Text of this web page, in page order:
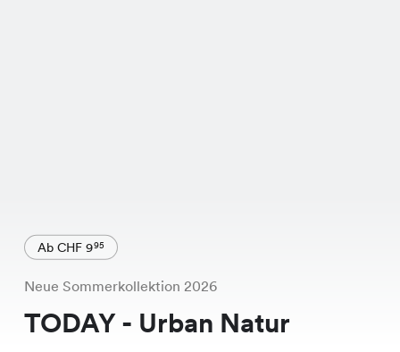
Ab CHF 995
Neue Sommerkollektion 2026
TODAY - Urban Natur